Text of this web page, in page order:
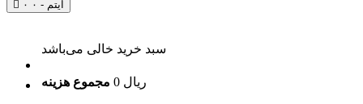
۰ آیتم - ۰
سبد خرید خالی می‌باشد
مجموع هزینه 0 ریال